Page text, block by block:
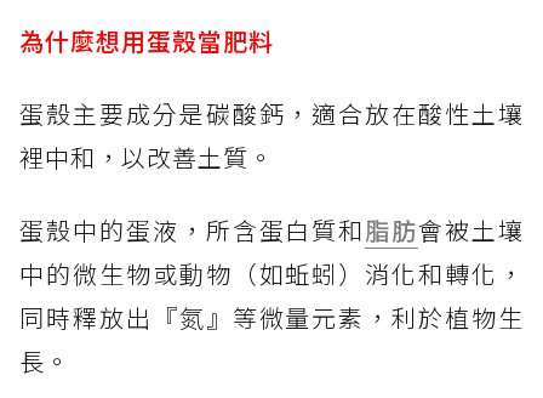
為什麼想用蛋殼當肥料
蛋殼主要成分是碳酸鈣，適合放在酸性土壤
裡中和，以改善土質。
蛋殼中的蛋液，所含蛋白質和脂肪會被土壤
中的微生物或動物（如蚯蚓）消化和轉化，
同時釋放出『氮』等微量元素，利於植物生
長。